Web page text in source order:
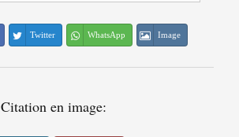
Twitter WhatsApp Image
Citation en image: